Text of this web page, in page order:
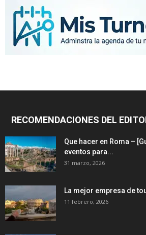
RECOMENDACIONES DEL
Que hacer en Roma –
eventos para...
31 marzo, 2026
La mejor empresa de
11 febrero, 2026